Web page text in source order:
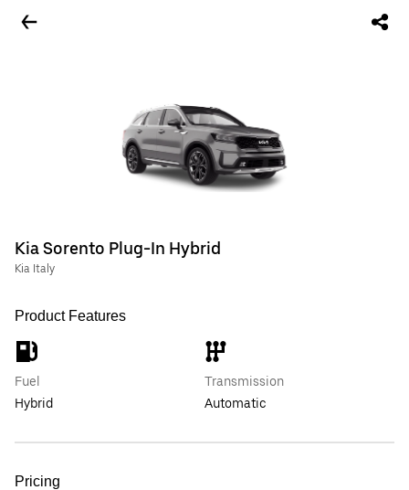
Kia Sorento Plug-In Hybrid
Kia Italy
Product Features
Fuel
Hybrid
Transmission
Automatic
Pricing